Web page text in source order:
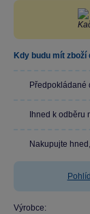
Kdy budu mít zboží
Předpokládané
Ihned k odběru
Nakupujte
Výrobce: